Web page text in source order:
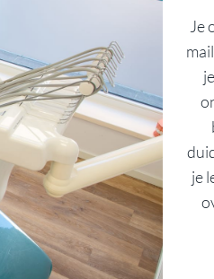
Je
je